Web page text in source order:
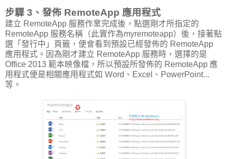
步驟 3、發佈 RemoteApp 應用程式
建立 RemoteApp 服務作業完成後，點選剛才所指定的
RemoteApp 服務名稱（此實作為myremoteapp）後，接著點
選「發行中」頁籤，便會看到預設已經發佈的 RemoteApp
應用程式。因為剛才建立 RemoteApp 服務時，選擇的是
Office 2013 範本映像檔，所以預設所發佈的 RemoteApp 應
用程式便是相關應用程式如 Word、Excel、PowerPoint...
等。